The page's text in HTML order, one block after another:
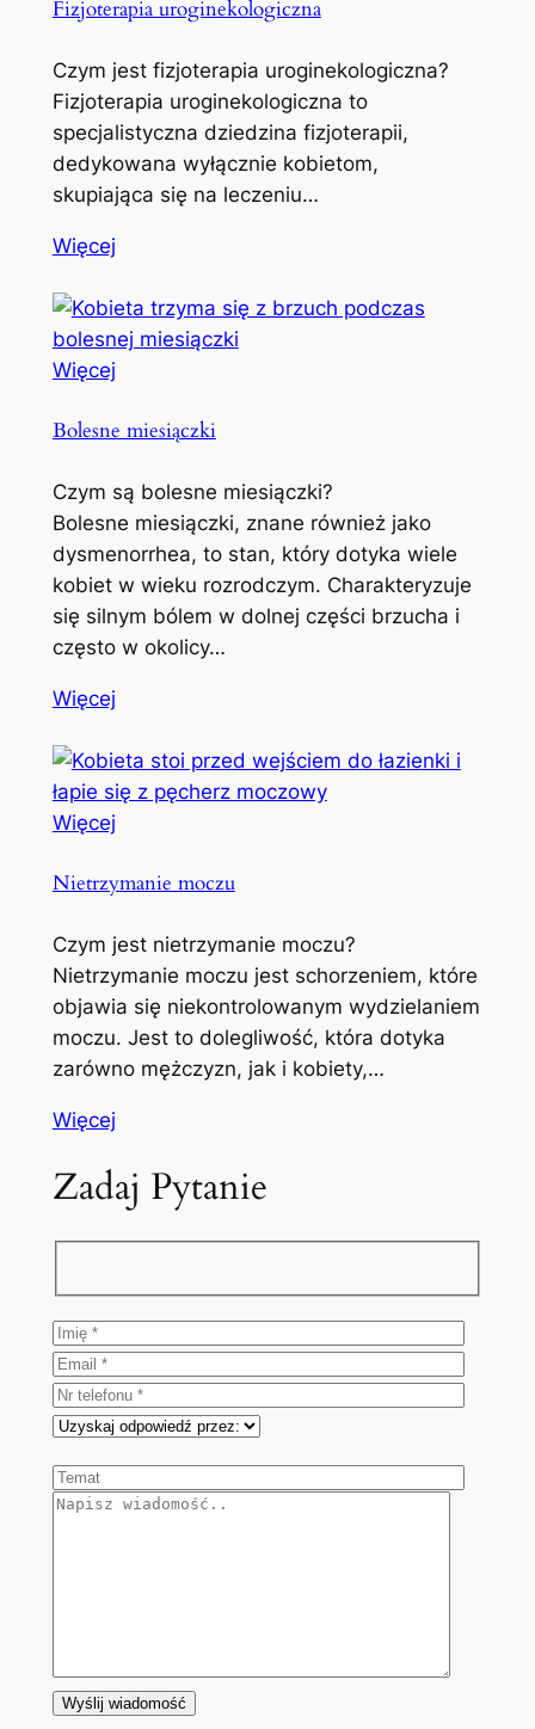
Fizjoterapia uroginekologiczna
Czym jest fizjoterapia uroginekologiczna?
Fizjoterapia uroginekologiczna to
specjalistyczna dziedzina fizjoterapii,
dedykowana wyłącznie kobietom,
skupiająca się na leczeniu…
Więcej
Więcej
Bolesne miesiączki
Czym są bolesne miesiączki?
Bolesne miesiączki, znane również jako
dysmenorrhea, to stan, który dotyka wiele
kobiet w wieku rozrodczym. Charakteryzuje
się silnym bólem w dolnej części brzucha i
często w okolicy…
Więcej
Więcej
Nietrzymanie moczu
Czym jest nietrzymanie moczu?
Nietrzymanie moczu jest schorzeniem, które
objawia się niekontrolowanym wydzielaniem
moczu. Jest to dolegliwość, która dotyka
zarówno mężczyzn, jak i kobiety,…
Więcej
Zadaj Pytanie